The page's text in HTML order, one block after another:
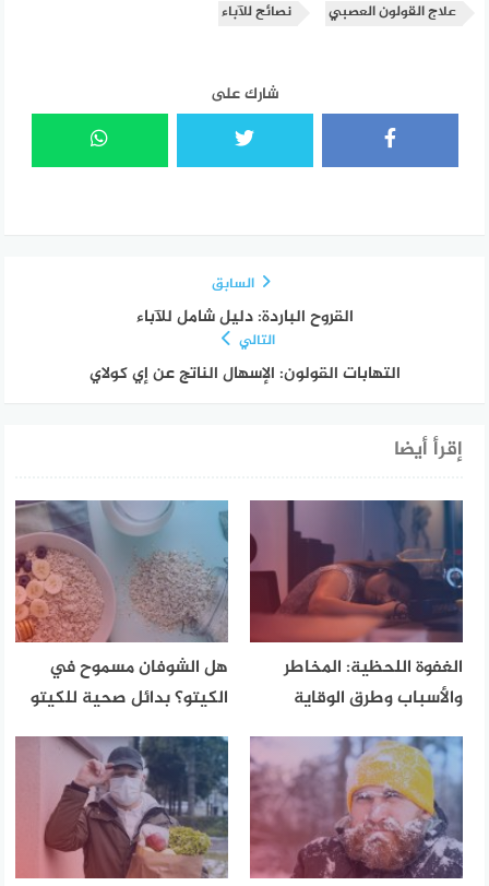
علاج القولون العصبي
نصائح للآباء
شارك على
السابق
القروح الباردة: دليل شامل للآباء
التالي
التهابات القولون: الإسهال الناتج عن إي كولاي
إقرأ أيضا
الغفوة اللحظية: المخاطر
والأسباب وطرق الوقاية
هل الشوفان مسموح في
الكيتو؟ بدائل صحية للكيتو